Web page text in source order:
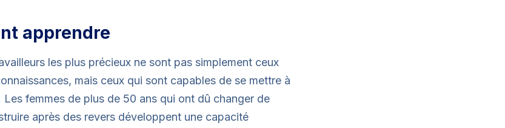
apprendre
les plus précieux ne sont pas simplement ceux
mais ceux qui sont capables de se mettre à
Les femmes de plus de 50 ans qui ont dû changer de
après des revers développent une capacité